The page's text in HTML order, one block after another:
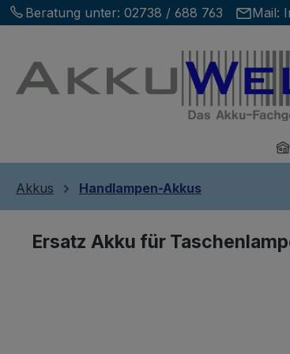
Hauptinhalt springen
Zur Suche springen
Zur Hauptnavigation springen
Beratung unter: 02738 / 688 763 Mail:
Akkus Handlampen-Akkus
Ersatz Akku für